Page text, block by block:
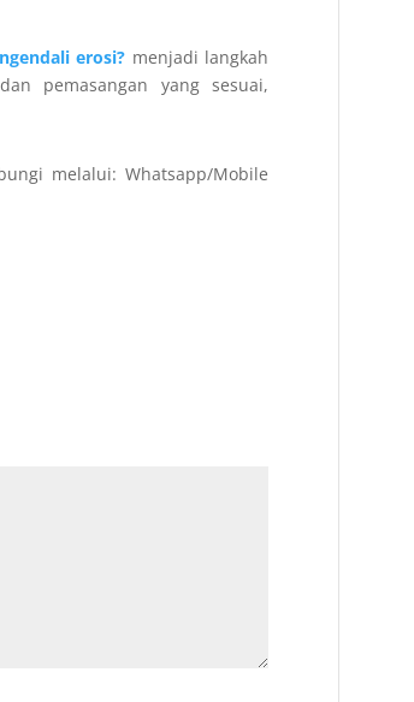
erosi? menjadi langkah
pemasangan yang sesuai,
melalui: Whatsapp/Mobile